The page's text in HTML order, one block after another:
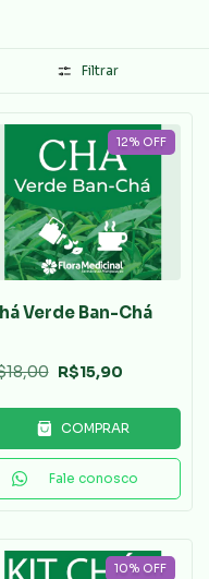
Filtrar
12% OFF
Verde Ban-Chá
R$15,90
COMPRAR
Fale conosco
10% OFF